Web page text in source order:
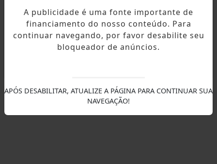
A publicidade é uma fonte importante de
financiamento do nosso conteúdo. Para
continuar navegando, por favor desabilite seu
bloqueador de anúncios.
APÓS DESABILITAR, ATUALIZE A PÁGINA PARA CONTINUAR SUA
NAVEGAÇÃO!